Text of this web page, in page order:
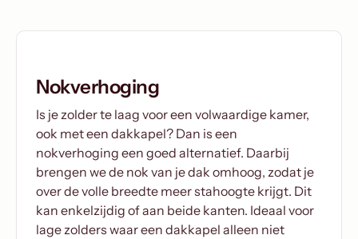
Nokverhoging
Is je zolder te laag voor een volwaardige kamer,
ook met een dakkapel? Dan is een
nokverhoging een goed alternatief. Daarbij
brengen we de nok van je dak omhoog, zodat je
over de volle breedte meer stahoogte krijgt. Dit
kan enkelzijdig of aan beide kanten. Ideaal voor
lage zolders waar een dakkapel alleen niet